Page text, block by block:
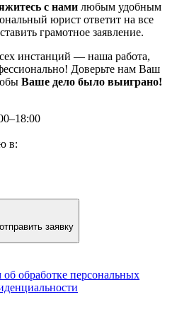
с нами любым удобным
юрист ответит на все
грамотное заявление.
инстанций — наша работа,
Доверьте нам Ваш
Ваше дело было выиграно!
в:
отправить заявку
обработке персональных